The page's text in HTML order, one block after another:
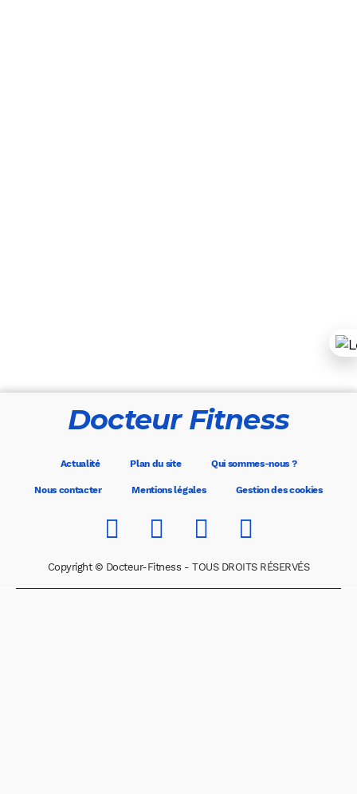
Docteur Fitness
Actualité Plan du site Qui sommes-nous ?
Nous contacter Mentions légales Gestion des cookies
Copyright © Docteur-Fitness - TOUS DROITS RÉSERVÉS